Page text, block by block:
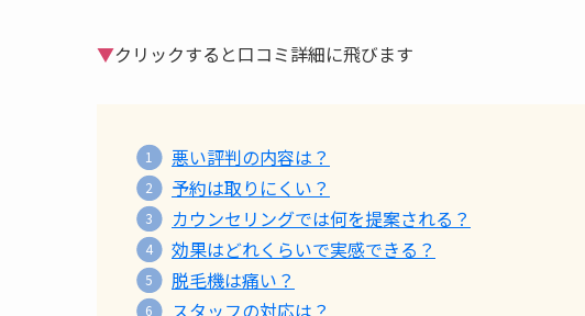
▼クリックすると口コミ詳細に飛びます
悪い評判の内容は？
予約は取りにくい？
カウンセリングでは何を提案される？
効果はどれくらいで実感できる？
脱毛機は痛い？